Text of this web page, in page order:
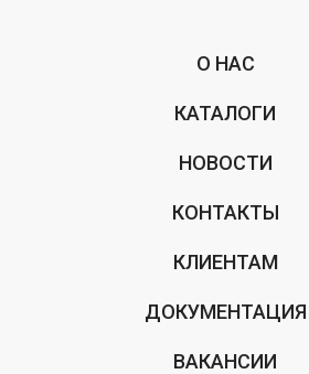
О НАС
КАТАЛОГИ
НОВОСТИ
КОНТАКТЫ
КЛИЕНТАМ
ДОКУМЕНТАЦИЯ
ВАКАНСИИ